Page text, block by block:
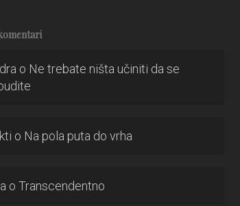
o Ne trebate ništa učiniti da se
o Na pola puta do vrha
o Transcendentno